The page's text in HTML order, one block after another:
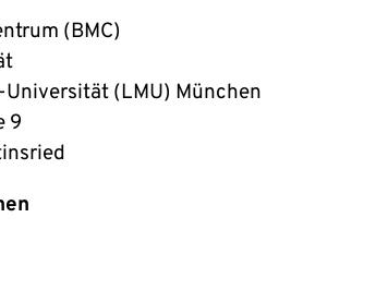
(BMC)
(LMU) München
9